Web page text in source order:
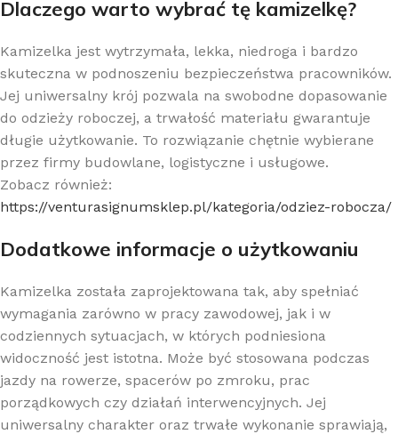
Dlaczego warto wybrać tę kamizelkę?
Kamizelka jest wytrzymała, lekka, niedroga i bardzo
skuteczna w podnoszeniu bezpieczeństwa pracowników.
Jej uniwersalny krój pozwala na swobodne dopasowanie
do odzieży roboczej, a trwałość materiału gwarantuje
długie użytkowanie. To rozwiązanie chętnie wybierane
przez firmy budowlane, logistyczne i usługowe.
Zobacz również:
https://venturasignumsklep.pl/kategoria/odziez-robocza/
Dodatkowe informacje o użytkowaniu
Kamizelka została zaprojektowana tak, aby spełniać
wymagania zarówno w pracy zawodowej, jak i w
codziennych sytuacjach, w których podniesiona
widoczność jest istotna. Może być stosowana podczas
jazdy na rowerze, spacerów po zmroku, prac
porządkowych czy działań interwencyjnych. Jej
uniwersalny charakter oraz trwałe wykonanie sprawiają,